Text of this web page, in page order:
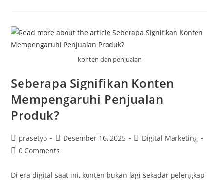
Nasional
Bersama
Petrane.co.id
konten dan penjualan
Seberapa Signifikan Konten
Mempengaruhi Penjualan
Produk?
Post
author:
prasetyo
Post
published:
Desember 16, 2025
PostDigital Marketing
Post0 Comments
Di era digital saat ini, konten bukan lagi sekadar pelengkap